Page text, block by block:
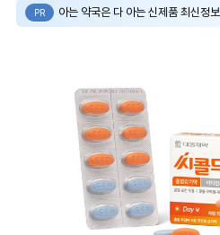
PR 아는 약국은 다 아는 신제품 최신정보